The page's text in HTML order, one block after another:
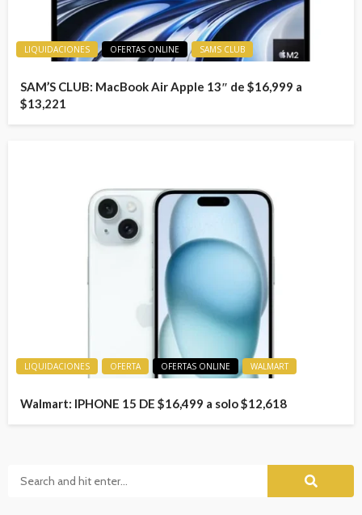
LIQUIDACIONES OFERTAS ONLINE SAMS CLUB
SAM’S CLUB: MacBook Air Apple 13″ de $16,999 a
$13,221
LIQUIDACIONES OFERTA OFERTAS ONLINE WALMART
Walmart: IPHONE 15 DE $16,499 a solo $12,618